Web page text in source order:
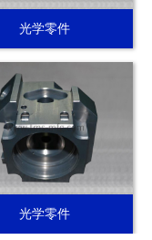
光学零件
光学零件